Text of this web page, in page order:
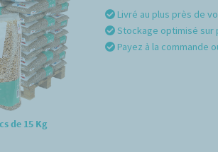
de 15 Kg
Livré au plus près de
Stockage optimisé sur
Payez à la commande